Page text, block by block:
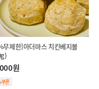
무제한]아더마스 치킨베지볼
원
폰